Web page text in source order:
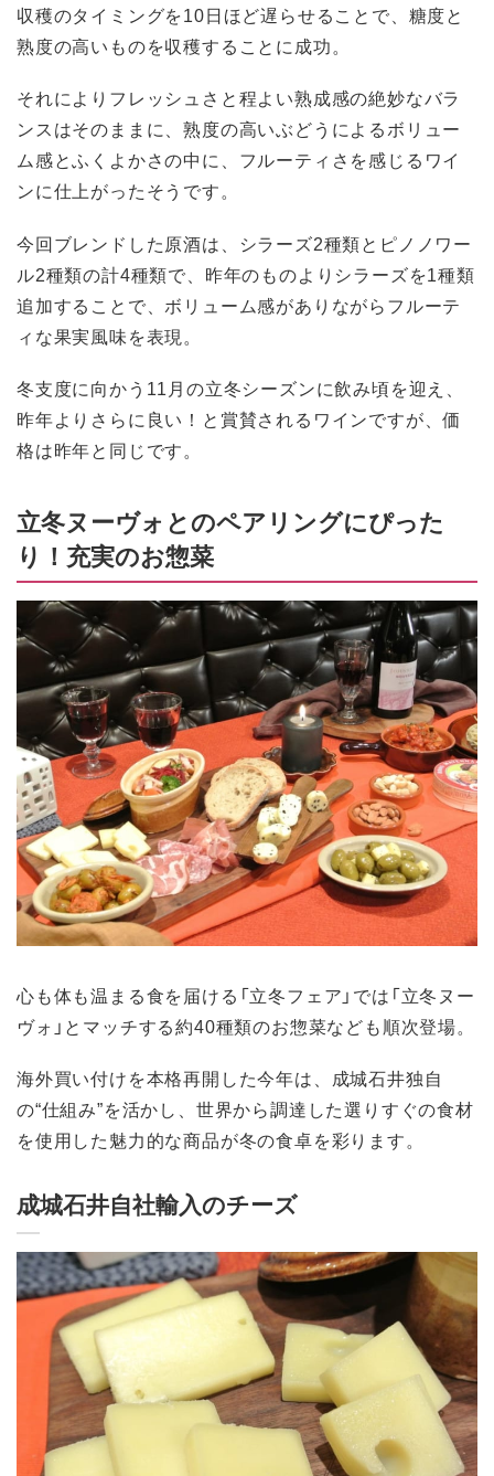
収穫のタイミングを10日ほど遅らせることで、糖度と
熟度の高いものを収穫することに成功。
それによりフレッシュさと程よい熟成感の絶妙なバラ
ンスはそのままに、熟度の高いぶどうによるボリュー
ム感とふくよかさの中に、フルーティさを感じるワイ
ンに仕上がったそうです。
今回ブレンドした原酒は、シラーズ2種類とピノノワー
ル2種類の計4種類で、昨年のものよりシラーズを1種類
追加することで、ボリューム感がありながらフルーテ
ィな果実風味を表現。
冬支度に向かう11月の立冬シーズンに飲み頃を迎え、
昨年よりさらに良い！と賞賛されるワインですが、価
格は昨年と同じです。
立冬ヌーヴォとのペアリングにぴった
り！充実のお惣菜
心も体も温まる食を届ける「立冬フェア」では「立冬ヌー
ヴォ」とマッチする約40種類のお惣菜なども順次登場。
海外買い付けを本格再開した今年は、成城石井独自
の“仕組み”を活かし、世界から調達した選りすぐの食材
を使用した魅力的な商品が冬の食卓を彩ります。
成城石井自社輸入のチーズ